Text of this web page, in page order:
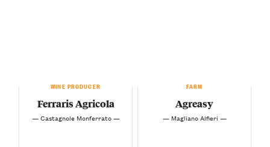
WINE PRODUCER
Ferraris Agricola
— Castagnole Monferrato —
FARM
Agreasy
— Magliano Alfieri —